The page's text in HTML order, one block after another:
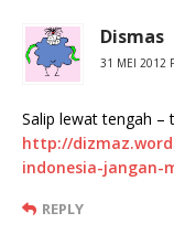
Dismas
31 MEI 2012
Salip lewat tengah –
http://
indonesia-jangan-
REPLY